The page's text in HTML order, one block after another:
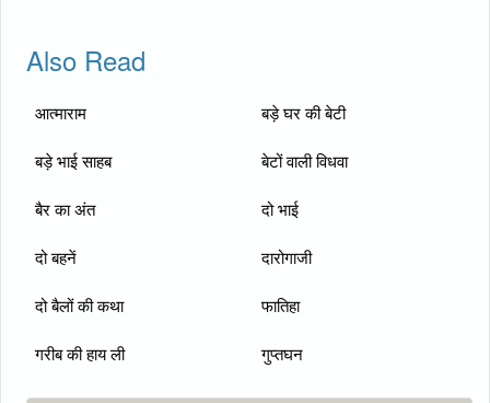
Also Read
आत्माराम बड़े घर की बेटी
बड़े भाई साहब बेटों वाली विधवा
बैर का अंत दो भाई
दो बहनें दारोगाजी
दो बैलों की कथा फातिहा
गरीब की हाय ली गुप्तघन